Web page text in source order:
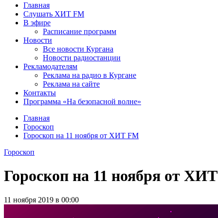
Главная
Слушать ХИТ FM
В эфире
Расписание программ
Новости
Все новости Кургана
Новости радиостанции
Рекламодателям
Реклама на радио в Кургане
Реклама на сайте
Контакты
Программа «На безопасной волне»
Главная
Гороскоп
Гороскоп на 11 ноября от ХИТ FM
Гороскоп
Гороскоп на 11 ноября от
11 ноября 2019 в 00:00